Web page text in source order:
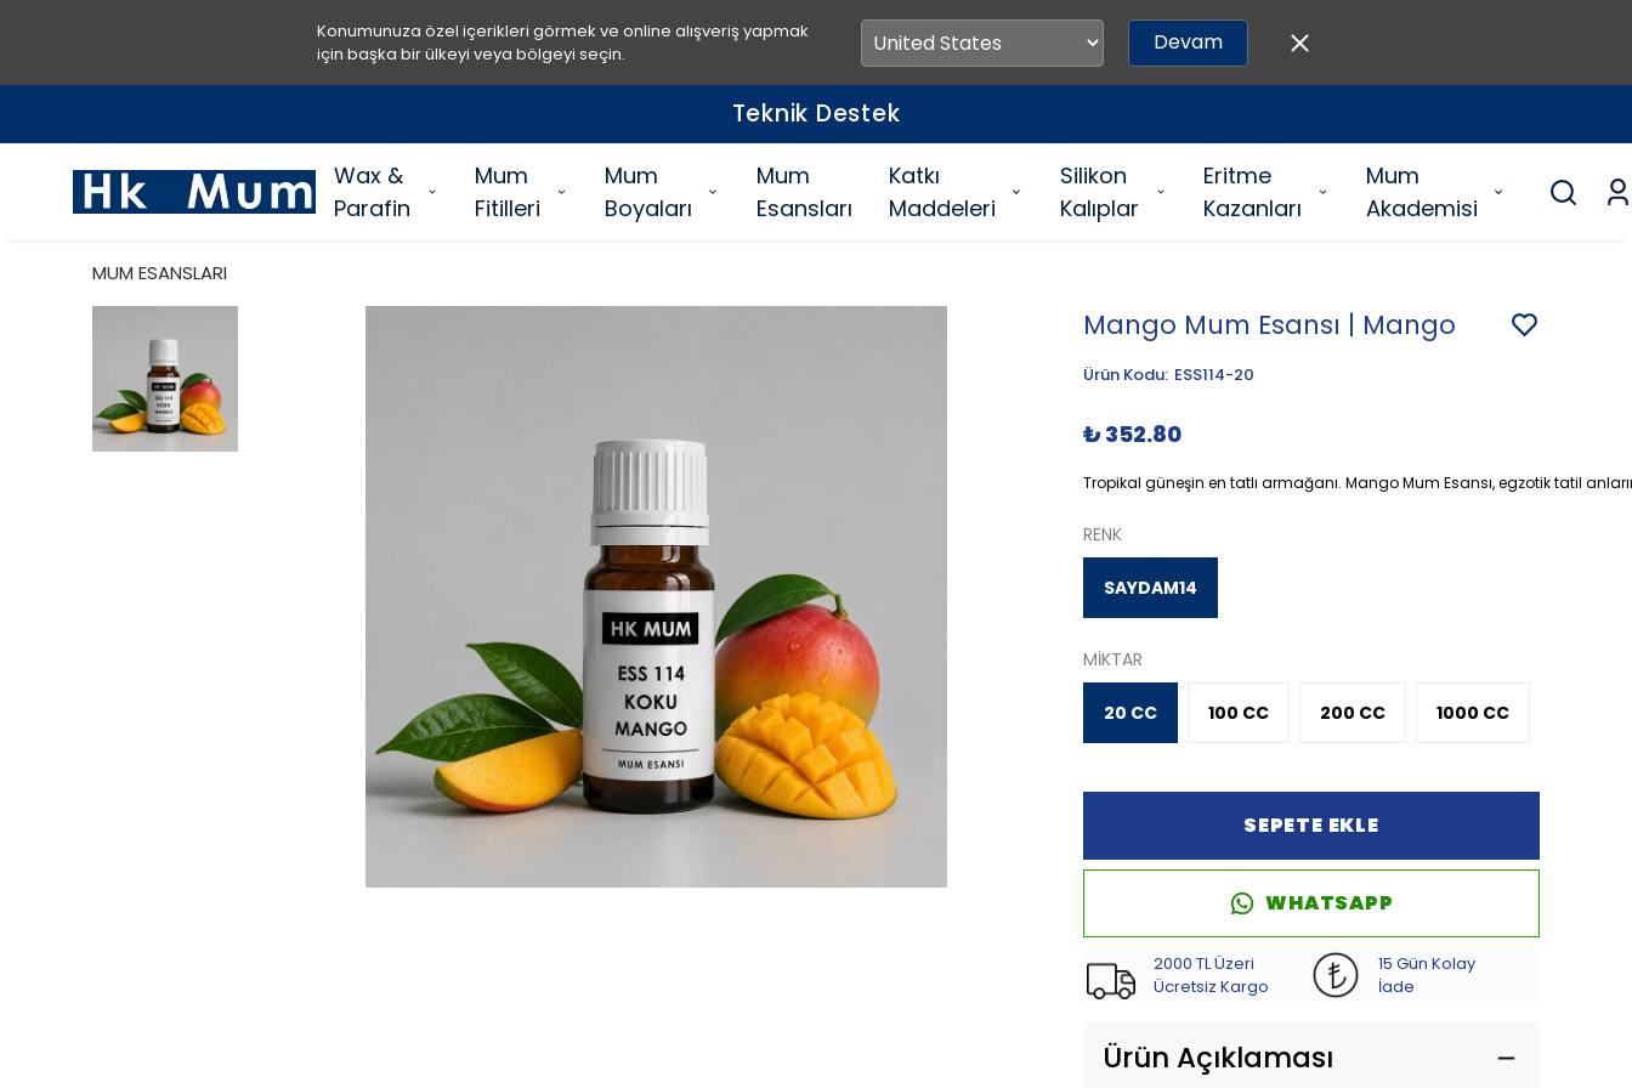
Konumunuza özel içerikleri görmek ve online alışveriş yapmak
için başka bir ülkeyi veya bölgeyi seçin.
Devam
Teknik Destek
Wax &
Parafin
Mum
Fitilleri
Mum
Boyaları
Mum
Esansları
Katkı
Maddeleri
Silikon
Kalıplar
Eritme
Kazanları
Mum
Akademisi
MUM ESANSLARI
Mango Mum Esansı | Mango
Ürün Kodu: ESS114-20
₺ 352.80
Tropikal güneşin en tatlı armağanı. Mango Mum Esansı, egzotik tatil
RENK
SAYDAM14
MİKTAR
20 CC 100 CC 200 CC 1000 CC
SEPETE EKLE
WHATSAPP
2000 TL Üzeri
Ücretsiz Kargo
15 Gün Kolay
İade
Ürün Açıklaması